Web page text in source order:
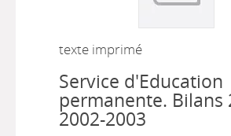
texte imprimé
Service d'Education
permanente. Bilans
2002-2003